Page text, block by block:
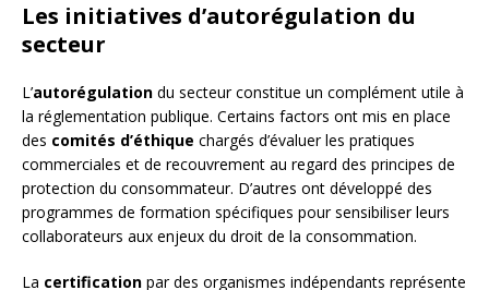
Les initiatives d’autorégulation du
secteur
L’autorégulation du secteur constitue un complément utile à
la réglementation publique. Certains factors ont mis en place
des comités d’éthique chargés d’évaluer les pratiques
commerciales et de recouvrement au regard des principes de
protection du consommateur. D’autres ont développé des
programmes de formation spécifiques pour sensibiliser leurs
collaborateurs aux enjeux du droit de la consommation.
La certification par des organismes indépendants représente